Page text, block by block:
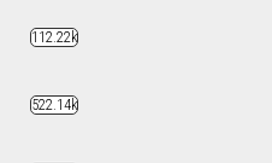
112.22k
522.14k